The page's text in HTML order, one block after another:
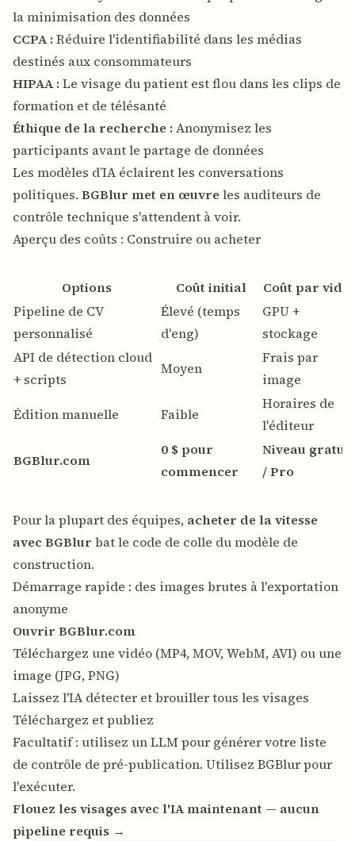
la minimisation des données
CCPA : Réduire l'identifiabilité dans les médias
destinés aux consommateurs
HIPAA : Le visage du patient est flou dans les clips de
formation et de télésanté
Éthique de la recherche : Anonymisez les
participants avant le partage de données
Les modèles d’IA éclairent les conversations
politiques. BGBlur met en œuvre les auditeurs de
contrôle technique s'attendent à voir.
Aperçu des coûts : Construire ou acheter
Options Coût initial
Coût par
Pipeline de CV
personnalisé
Élevé (temps
d'eng)
GPU +
stockage
API de détection cloud
+ scripts
Moyen
Frais par
image
Édition manuelle
Faible
Horaires de
l'éditeur
BGBlur.com
0 $ pour
commencer
Niveau gratuit
/ Pro
Pour la plupart des équipes, acheter de la vitesse
avec BGBlur bat le code de colle du modèle de
construction.
Démarrage rapide : des images brutes à l'exportation
anonyme
Ouvrir BGBlur.com
Téléchargez une vidéo (MP4, MOV, WebM, AVI) ou une
image (JPG, PNG)
Laissez l'IA détecter et brouiller tous les visages
Téléchargez et publiez
Facultatif : utilisez un LLM pour générer votre liste
de contrôle de pré-publication. Utilisez BGBlur pour
l'exécuter.
Flouez les visages avec l'IA maintenant — aucun
pipeline requis →